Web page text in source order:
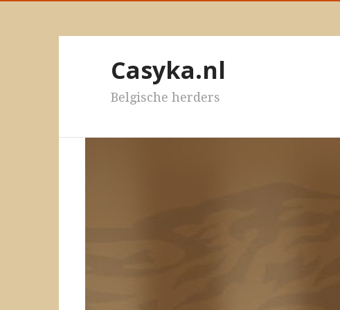
Casyka.nl
Belgische herders